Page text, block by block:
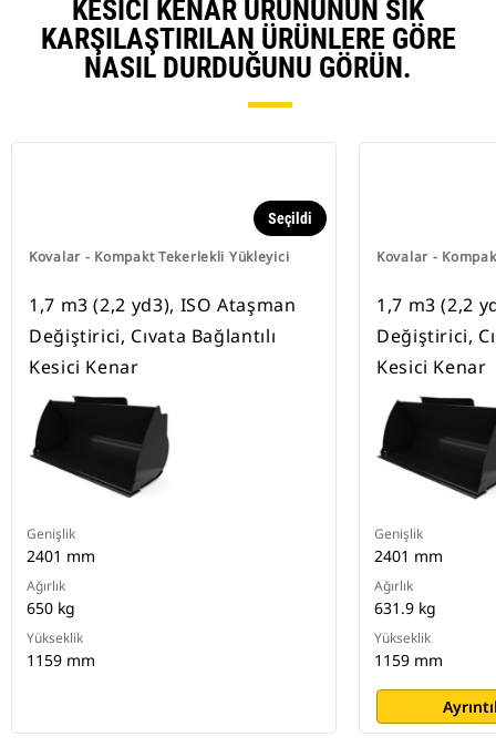
KESICI KENAR ÜRÜNÜNÜN SIK
KARŞILAŞTIRILAN ÜRÜNLERE GÖRE
NASIL DURDUĞUNU GÖRÜN.
Kovalar - Kompakt Tekerlekli Yükleyici
Seçildi
1,7 m3 (2,2 yd3), ISO Ataşman
Değiştirici, Cıvata Bağlantılı
Kesici Kenar
Genişlik
2401 mm
Ağırlık
650 kg
Yükseklik
1159 mm
Kovalar -
1,7 m3 (2,2
Değiştirici,
Kesici Kenar
Genişlik
2401 mm
Ağırlık
631.9 kg
Yükseklik
1159 mm